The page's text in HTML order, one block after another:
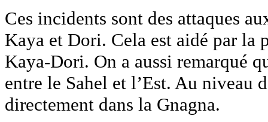
Ces incidents sont des attaques
Kaya et Dori. Cela est aidé par la
Kaya-Dori. On a aussi remarqué
entre le Sahel et l’Est. Au niveau
directement dans la Gnagna.